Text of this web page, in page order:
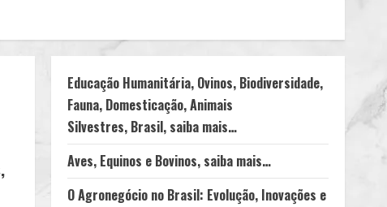
Educação Humanitária, Ovinos, Biodiversidade,
Fauna, Domesticação, Animais
Silvestres, Brasil, saiba mais…
Aves, Equinos e Bovinos, saiba mais…
O Agronegócio no Brasil: Evolução, Inovações e